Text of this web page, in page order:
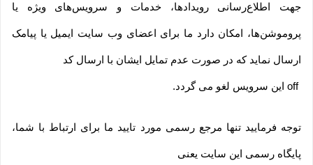
جهت اطلاع‌رسانی رویدادها، خدمات و سرویس‌های ویژه یا
پروموشن‌ها، امکان دارد ما برای اعضای وب سایت ایمیل یا پیامک
ارسال نماید که در صورت عدم تمایل ایشان با ارسال کد
off این سرویس لغو می گردد.
توجه فرمایید تنها مرجع رسمی مورد تایید ما برای ارتباط با شما،
پایگاه رسمی این سایت یعنی